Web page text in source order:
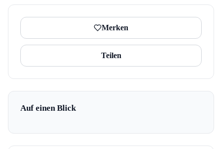
Merken
Teilen
Auf einen Blick